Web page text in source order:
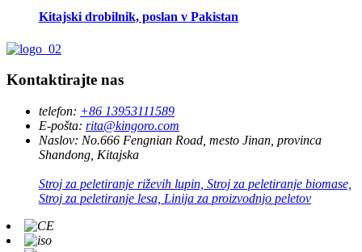
Kitajski drobilnik, poslan v Pakistan
Kontaktirajte nas
telefon: +86 13953111589
E-pošta: rita@kingoro.com
Naslov: No.666 Fengnian Road, mesto Jinan, provinca
Shandong, Kitajska
Stroj za peletiranje riževih lupin, Stroj za peletiranje biomase,
Stroj za peletiranje lesa, Linija za proizvodnjo peletov